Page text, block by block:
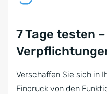
7 Tage testen
Verschaffen Sie sich in
Eindruck von den